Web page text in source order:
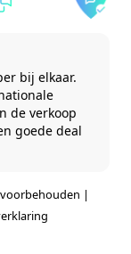
bij elkaar.
de verkoop
goede deal
|